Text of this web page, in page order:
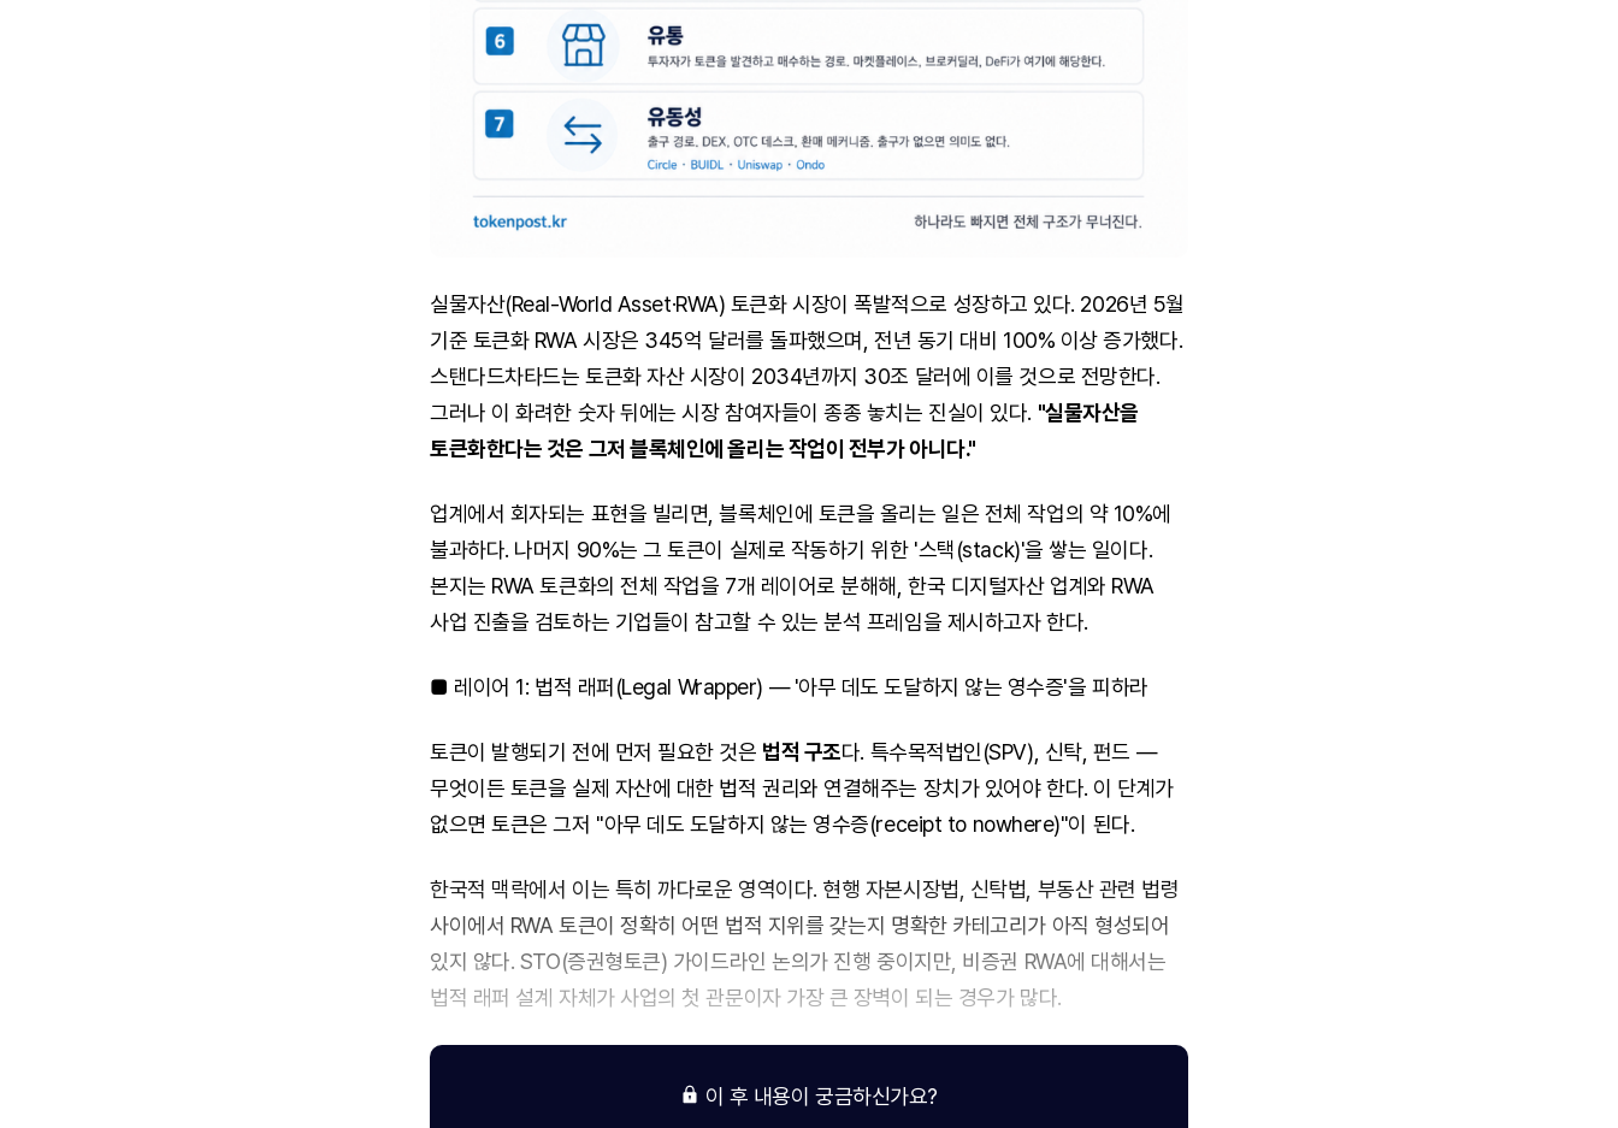
실물자산(Real-World Asset·RWA) 토큰화 시장이 폭발적으로 성장하고 있다. 2026년 5월
기준 토큰화 RWA 시장은 345억 달러를 돌파했으며, 전년 동기 대비 100% 이상 증가했다.
스탠다드차타드는 토큰화 자산 시장이 2034년까지 30조 달러에 이를 것으로 전망한다.
그러나 이 화려한 숫자 뒤에는 시장 참여자들이 종종 놓치는 진실이 있다. "실물자산을
토큰화한다는 것은 그저 블록체인에 올리는 작업이 전부가 아니다."
업계에서 회자되는 표현을 빌리면, 블록체인에 토큰을 올리는 일은 전체 작업의 약 10%에
불과하다. 나머지 90%는 그 토큰이 실제로 작동하기 위한 '스택(stack)'을 쌓는 일이다.
본지는 RWA 토큰화의 전체 작업을 7개 레이어로 분해해, 한국 디지털자산 업계와 RWA
사업 진출을 검토하는 기업들이 참고할 수 있는 분석 프레임을 제시하고자 한다.
■ 레이어 1: 법적 래퍼(Legal Wrapper) — '아무 데도 도달하지 않는 영수증'을 피하라
토큰이 발행되기 전에 먼저 필요한 것은 법적 구조다. 특수목적법인(SPV), 신탁, 펀드 —
무엇이든 토큰을 실제 자산에 대한 법적 권리와 연결해주는 장치가 있어야 한다. 이 단계가
없으면 토큰은 그저 "아무 데도 도달하지 않는 영수증(receipt to nowhere)"이 된다.
한국적 맥락에서 이는 특히 까다로운 영역이다. 현행 자본시장법, 신탁법, 부동산 관련 법령
사이에서 RWA 토큰이 정확히 어떤 법적 지위를 갖는지 명확한 카테고리가 아직 형성되어
있지 않다. STO(증권형토큰) 가이드라인 논의가 진행 중이지만, 비증권 RWA에 대해서는
법적 래퍼 설계 자체가 사업의 첫 관문이자 가장 큰 장벽이 되는 경우가 많다.
이 후 내용이 궁금하신가요?